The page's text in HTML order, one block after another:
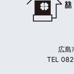
広島
TEL